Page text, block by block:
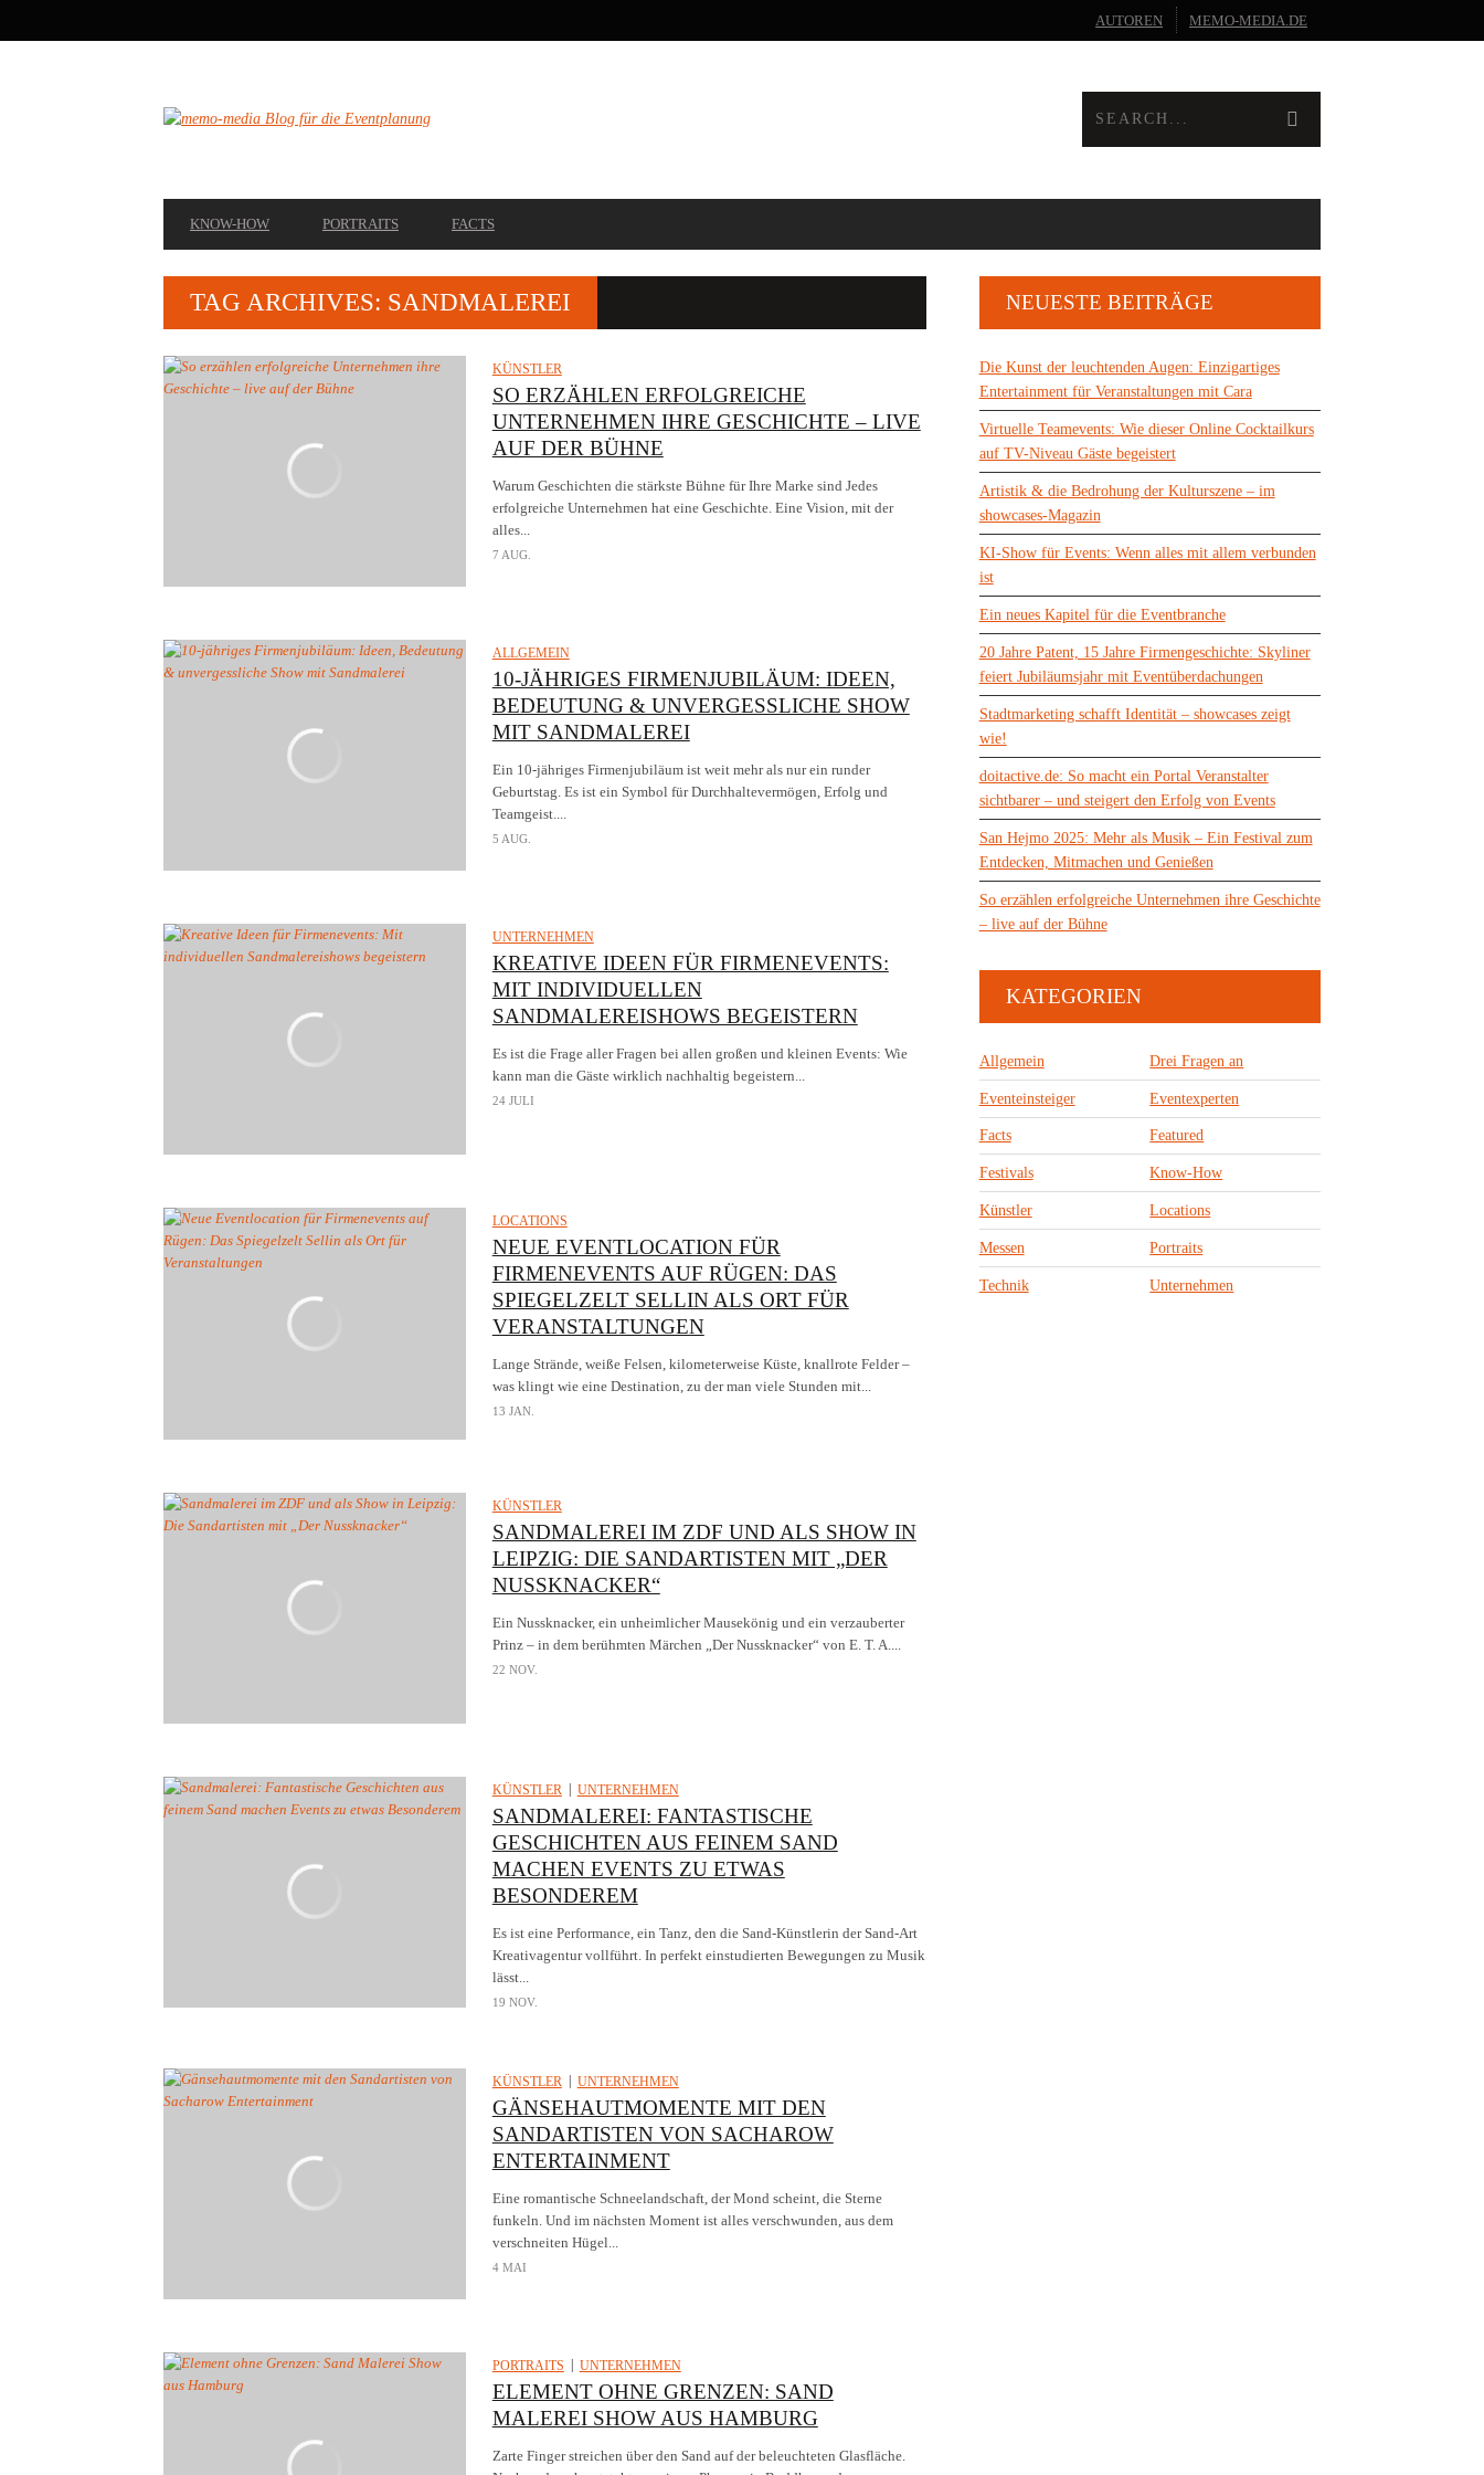
NAVIGATION
AUTOREN MEMO-MEDIA.DE
NAVIGATION
KNOW-HOW PORTRAITS FACTS
TAG ARCHIVES: SANDMALEREI
KÜNSTLER
SO ERZÄHLEN ERFOLGREICHE
UNTERNEHMEN IHRE GESCHICHTE – LIVE
AUF DER BÜHNE
Warum Geschichten die stärkste Bühne für Ihre Marke sind Jedes
erfolgreiche Unternehmen hat eine Geschichte. Eine Vision, mit der
alles...
7 AUG.
ALLGEMEIN
10-JÄHRIGES FIRMENJUBILÄUM: IDEEN,
BEDEUTUNG & UNVERGESSLICHE SHOW
MIT SANDMALEREI
Ein 10-jähriges Firmenjubiläum ist weit mehr als nur ein runder
Geburtstag. Es ist ein Symbol für Durchhaltevermögen, Erfolg und
Teamgeist....
5 AUG.
UNTERNEHMEN
KREATIVE IDEEN FÜR FIRMENEVENTS:
MIT INDIVIDUELLEN
SANDMALEREISHOWS BEGEISTERN
Es ist die Frage aller Fragen bei allen großen und kleinen Events: Wie
kann man die Gäste wirklich nachhaltig begeistern...
24 JULI
LOCATIONS
NEUE EVENTLOCATION FÜR
FIRMENEVENTS AUF RÜGEN: DAS
SPIEGELZELT SELLIN ALS ORT FÜR
VERANSTALTUNGEN
Lange Strände, weiße Felsen, kilometerweise Küste, knallrote Felder –
was klingt wie eine Destination, zu der man viele Stunden mit...
13 JAN.
KÜNSTLER
SANDMALEREI IM ZDF UND ALS SHOW IN
LEIPZIG: DIE SANDARTISTEN MIT „DER
NUSSKNACKER“
Ein Nussknacker, ein unheimlicher Mausekönig und ein verzauberter
Prinz – in dem berühmten Märchen „Der Nussknacker“ von E. T. A....
22 NOV.
KÜNSTLER UNTERNEHMEN
SANDMALEREI: FANTASTISCHE
GESCHICHTEN AUS FEINEM SAND
MACHEN EVENTS ZU ETWAS
BESONDEREM
Es ist eine Performance, ein Tanz, den die Sand-Künstlerin der Sand-Art
Kreativagentur vollführt. In perfekt einstudierten Bewegungen zu Musik
lässt...
19 NOV.
KÜNSTLER UNTERNEHMEN
GÄNSEHAUTMOMENTE MIT DEN
SANDARTISTEN VON SACHAROW
ENTERTAINMENT
Eine romantische Schneelandschaft, der Mond scheint, die Sterne
funkeln. Und im nächsten Moment ist alles verschwunden, aus dem
verschneiten Hügel...
4 MAI
PORTRAITS UNTERNEHMEN
ELEMENT OHNE GRENZEN: SAND
MALEREI SHOW AUS HAMBURG
Zarte Finger streichen über den Sand auf der beleuchteten Glasfläche.
NEUESTE BEITRÄGE
Die Kunst der leuchtenden Augen: Einzigartiges
Entertainment für Veranstaltungen mit Cara
Virtuelle Teamevents: Wie dieser Online Cocktailkurs
auf TV-Niveau Gäste begeistert
Artistik & die Bedrohung der Kulturszene – im
showcases-Magazin
KI-Show für Events: Wenn alles mit allem verbunden
ist
Ein neues Kapitel für die Eventbranche
20 Jahre Patent, 15 Jahre Firmengeschichte: Skyliner
feiert Jubiläumsjahr mit Eventüberdachungen
Stadtmarketing schafft Identität – showcases zeigt
wie!
doitactive.de: So macht ein Portal Veranstalter
sichtbarer – und steigert den Erfolg von Events
San Hejmo 2025: Mehr als Musik – Ein Festival zum
Entdecken, Mitmachen und Genießen
So erzählen erfolgreiche Unternehmen ihre Geschichte
– live auf der Bühne
KATEGORIEN
Allgemein Drei Fragen an
Eventeinsteiger Eventexperten
Facts Featured
Festivals Know-How
Künstler Locations
Messen Portraits
Technik Unternehmen